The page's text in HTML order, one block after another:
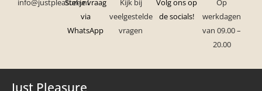
info@justpleasure.nl
Stel je vraag
via
WhatsApp
Kijk bij
veelgestelde
vragen
Volg ons op
de socials!
Op
werkdagen
van 09.00 –
20.00
Just Pleasure